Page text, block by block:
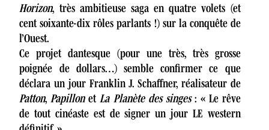
Horizon, très ambitieuse saga en quatre volets (et
cent soixante-dix rôles parlants !) sur la conquête de
l’Ouest.
Ce projet dantesque (pour une très, très grosse
poignée de dollars…) semble confirmer ce que
déclara un jour Franklin J. Schaffner, réalisateur de
Patton, Papillonet La Planète des singes: « Le rêve
de tout cinéaste est de signer un jour LE western